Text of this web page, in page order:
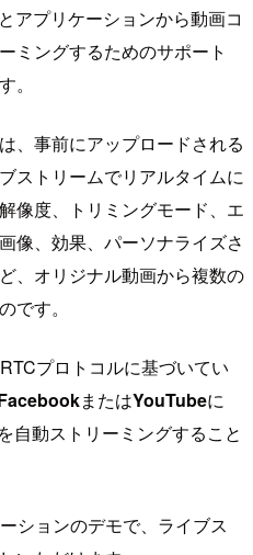
アプリケーションから動画コ
ミングするためのサポート
。
、事前にアップロードされる
ストリームでリアルタイムに
像度、トリミングモード、エ
像、効果、パーソナライズさ
、オリジナル動画から複数の
です。
プロトコルに基づいてい
またはYouTubeに
自動ストリーミングすること
ションのデモで、ライブス